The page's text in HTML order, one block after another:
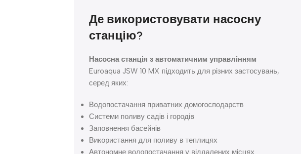
Де використовувати насосну
станцію?
Насосна станція з автоматичним управлінням
Euroaqua JSW 10 MX підходить для різних застосувань,
серед яких:
Водопостачання приватних домогосподарств
Системи поливу садів і городів
Заповнення басейнів
Використання для поливу в теплицях
Автономне водопостачання у віддалених місцях